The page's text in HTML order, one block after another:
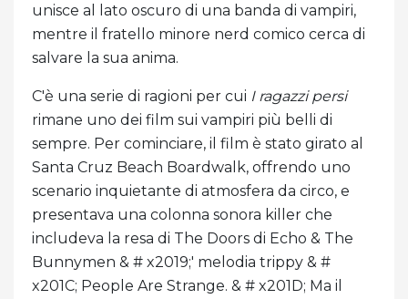
unisce al lato oscuro di una banda di vampiri,
mentre il fratello minore nerd comico cerca di
salvare la sua anima.
C'è una serie di ragioni per cui I ragazzi persi
rimane uno dei film sui vampiri più belli di
sempre. Per cominciare, il film è stato girato al
Santa Cruz Beach Boardwalk, offrendo uno
scenario inquietante di atmosfera da circo, e
presentava una colonna sonora killer che
includeva la resa di The Doors di Echo & The
Bunnymen & # x2019;' melodia trippy & #
x201C; People Are Strange. & # x201D; Ma il